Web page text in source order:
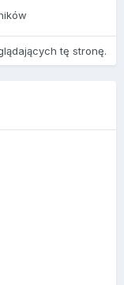
tę stronę.